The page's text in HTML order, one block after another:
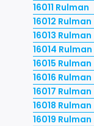
16011 Rulman
16012 Rulman
16013 Rulman
16014 Rulman
16015 Rulman
16016 Rulman
16017 Rulman
16018 Rulman
16019 Rulman